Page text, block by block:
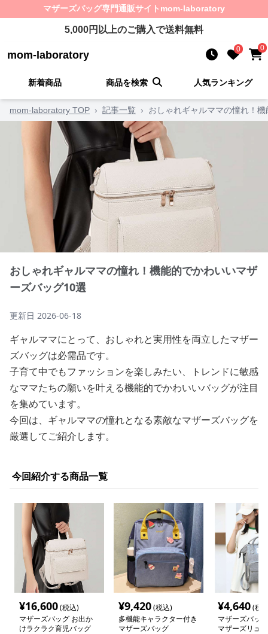
マザーズバッグ専門通販サイト mom-laboratory
5,000円以上のご購入で送料無料
mom-laboratory 0 0
新着商品 商品を検索 人気ランキング
mom-laboratory TOP › 記事一覧 › おしゃれギャルママの憧れ！
おしゃれギャルママの憧れ！機能的でかわいいマザ
ーズバッグ10選
更新日 2026-06-18
ギャルママにとって、おしゃれと実用性を両立したマザー
ズバッグは必需品です。
子育て中でもファッションを楽しみたい、トレンドに敏感
なママたちの願いを叶える機能的でかわいいバッグが注目
を集めています。
今回は、ギャルママの憧れとなる素敵なマザーズバッグを
厳選してご紹介します。
今回紹介する商品一覧
¥16,600(税込)
マザーズバッグ お出か
けラクラク育児バッグ
¥9,420(税込)
多機能キャラクター付き
マザーズバッグ
¥4,640(税
マザーズバッ
マザーズリュ